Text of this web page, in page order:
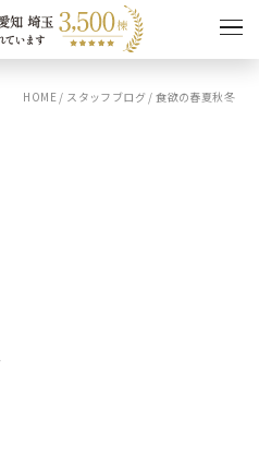
キャンペーン
HOME/ スタッフブログ/食欲の春夏秋冬